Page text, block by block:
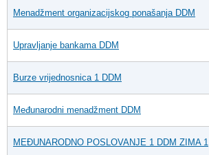
Menadžment organizacijskog ponašanja DDM
Upravljanje bankama DDM
Burze vrijednosnica 1 DDM
Međunarodni menadžment DDM
MEĐUNARODNO POSLOVANJE 1 DDM ZIMA 1